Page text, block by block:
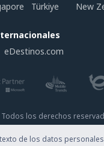
Türkiye
New
eDestinos.com
los derechos
de los datos personales: